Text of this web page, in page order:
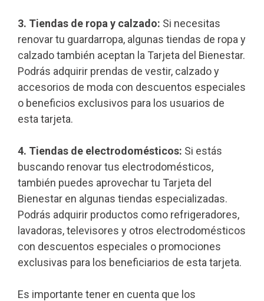
3. Tiendas de ropa y calzado: Si necesitas
renovar tu guardarropa, algunas tiendas de ropa y
calzado también aceptan la Tarjeta del Bienestar.
Podrás adquirir prendas de vestir, calzado y
accesorios de moda con descuentos especiales
o beneficios exclusivos para los usuarios de
esta tarjeta.
4. Tiendas de electrodomésticos: Si estás
buscando renovar tus electrodomésticos,
también puedes aprovechar tu Tarjeta del
Bienestar en algunas tiendas especializadas.
Podrás adquirir productos como refrigeradores,
lavadoras, televisores y otros electrodomésticos
con descuentos especiales o promociones
exclusivas para los beneficiarios de esta tarjeta.
Es importante tener en cuenta que los